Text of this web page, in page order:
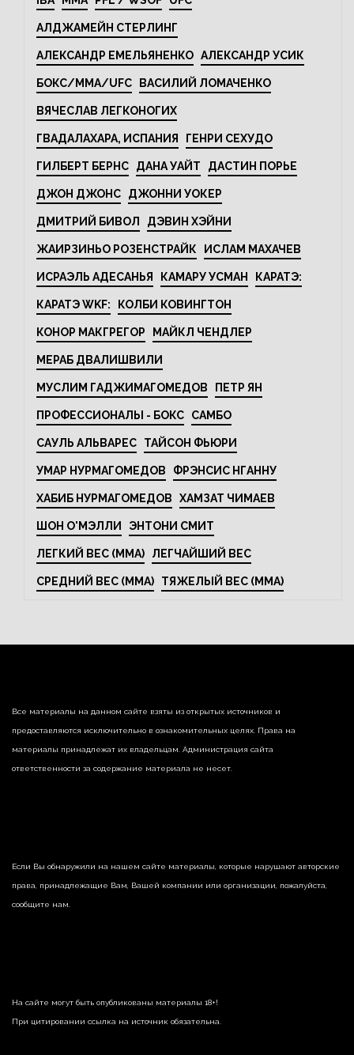
АЛДЖАМЕЙН СТЕРЛИНГ
АЛЕКСАНДР ЕМЕЛЬЯНЕНКО АЛЕКСАНДР УСИК
БОКС/MMA/UFC ВАСИЛИЙ ЛОМАЧЕНКО
ВЯЧЕСЛАВ ЛЕГКОНОГИХ
ГВАДАЛАХАРА, ИСПАНИЯ ГЕНРИ СЕХУДО
ГИЛБЕРТ БЕРНС ДАНА УАЙТ ДАСТИН ПОРЬЕ
ДЖОН ДЖОНС ДЖОННИ УОКЕР
ДМИТРИЙ БИВОЛ ДЭВИН ХЭЙНИ
ЖАИРЗИНЬО РОЗЕНСТРАЙК ИСЛАМ МАХАЧЕВ
ИСРАЭЛЬ АДЕСАНЬЯ КАМАРУ УСМАН КАРАТЭ:
КАРАТЭ WKF: КОЛБИ КОВИНГТОН
КОНОР МАКГРЕГОР МАЙКЛ ЧЕНДЛЕР
МЕРАБ ДВАЛИШВИЛИ
МУСЛИМ ГАДЖИМАГОМЕДОВ ПЕТР ЯН
ПРОФЕССИОНАЛЫ - БОКС САМБО
САУЛЬ АЛЬВАРЕС ТАЙСОН ФЬЮРИ
УМАР НУРМАГОМЕДОВ ФРЭНСИС НГАННУ
ХАБИБ НУРМАГОМЕДОВ ХАМЗАТ ЧИМАЕВ
ШОН О'МЭЛЛИ ЭНТОНИ СМИТ
ЛЕГКИЙ ВЕС (MMA) ЛЕГЧАЙШИЙ ВЕС
СРЕДНИЙ ВЕС (MMA) ТЯЖЕЛЫЙ ВЕС (MMA)
Все материалы на данном сайте взяты из открытых источников и
предоставляются исключительно в ознакомительных целях. Права на
материалы принадлежат их владельцам. Администрация сайта
ответственности за содержание материала не несет.
Если Вы обнаружили на нашем сайте материалы, которые нарушают авторские
права, принадлежащие Вам, Вашей компании или организации, пожалуйста,
сообщите нам.
На сайте могут быть опубликованы материалы 18+!
При цитировании ссылка на источник обязательна.